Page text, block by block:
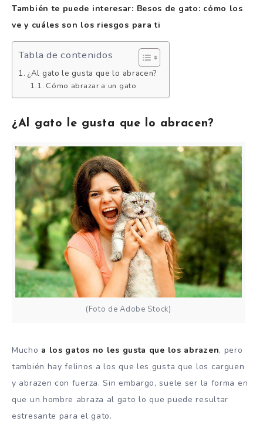
También te puede interesar: Besos de gato: cómo los
ve y cuáles son los riesgos para ti
Tabla de contenidos
¿Al gato le gusta que lo abracen?
Cómo abrazar a un gato
¿Al gato le gusta que lo abracen?
(Foto de Adobe Stock)
Mucho a los gatos no les gusta que los abrazen, pero
también hay felinos a los que les gusta que los carguen
y abrazen con fuerza. Sin embargo, suele ser la forma en
que un hombre abraza al gato lo que puede resultar
estresante para el gato.